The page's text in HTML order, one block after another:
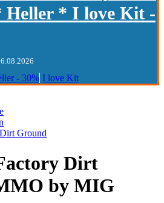
Heller * I love Kit -
- 30% I love Kit
Ground
Dirt
by MIG